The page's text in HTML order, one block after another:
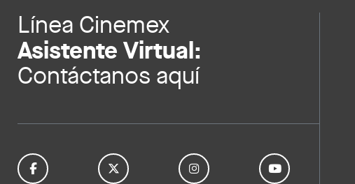
Línea Cinemex
Asistente Virtual:
Contáctanos aquí